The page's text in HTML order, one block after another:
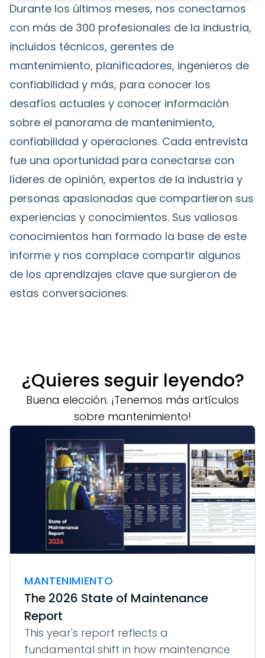
Durante los últimos meses, nos conectamos
con más de 300 profesionales de la industria,
incluidos técnicos, gerentes de
mantenimiento, planificadores, ingenieros de
confiabilidad y más, para conocer los
desafíos actuales y conocer información
sobre el panorama de mantenimiento,
confiabilidad y operaciones. Cada entrevista
fue una oportunidad para conectarse con
líderes de opinión, expertos de la industria y
personas apasionadas que compartieron sus
experiencias y conocimientos. Sus valiosos
conocimientos han formado la base de este
informe y nos complace compartir algunos
de los aprendizajes clave que surgieron de
estas conversaciones.
¿Quieres seguir leyendo?
Buena elección. ¡Tenemos más artículos
sobre mantenimiento!
MANTENIMIENTO
The 2026 State of Maintenance
Report
This year's report reflects a
fundamental shift in how maintenance